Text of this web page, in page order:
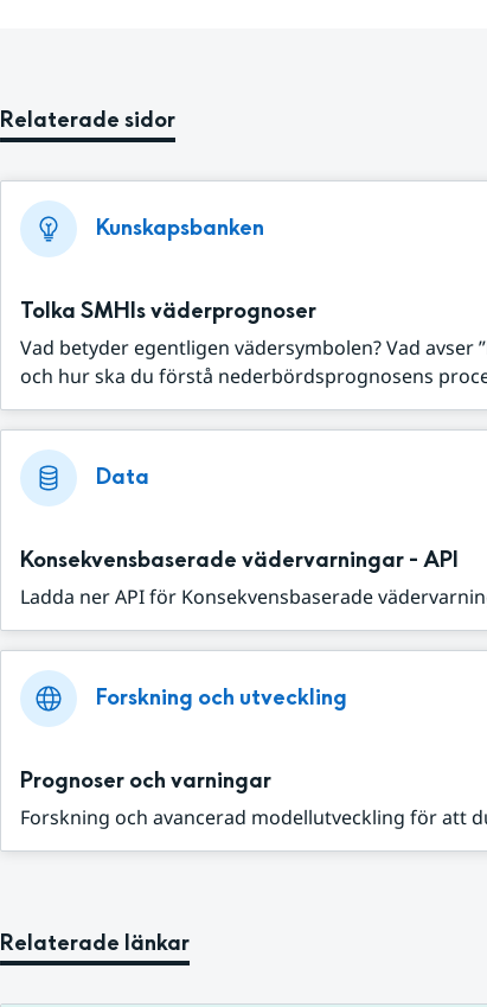
Relaterade sidor
Kunskapsbanken
Tolka SMHIs väderprognoser
Vad betyder egentligen vädersymbolen? Vad avser
och hur ska du förstå nederbördsprognosens
Data
Konsekvensbaserade vädervarningar - API
Ladda ner API för Konsekvensbaserade
Forskning och utveckling
Prognoser och varningar
Forskning och avancerad modellutveckling för att
Relaterade länkar